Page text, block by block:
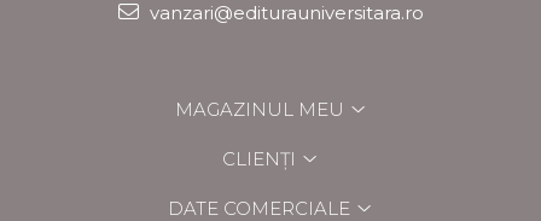
vanzari@editurauniversitara.ro
MAGAZINUL MEU
CLIENȚI
DATE COMERCIALE